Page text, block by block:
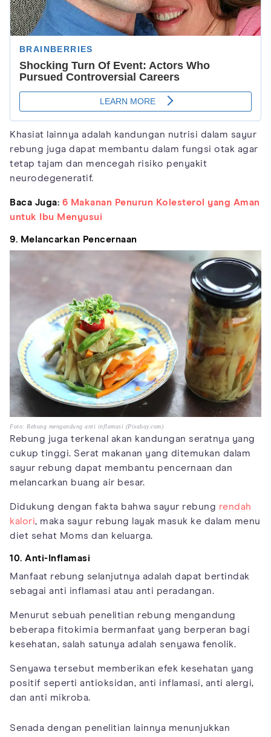
Khasiat lainnya adalah kandungan nutrisi dalam sayur
rebung juga dapat membantu dalam fungsi otak agar
tetap tajam dan mencegah risiko penyakit
neurodegeneratif.
Baca Juga: 6 Makanan Penurun Kolesterol yang Aman
untuk Ibu Menyusui
9. Melancarkan Pencernaan
Foto: Rebung mengandung anti inflamasi (Pixabay.com)
Rebung juga terkenal akan kandungan seratnya yang
cukup tinggi. Serat makanan yang ditemukan dalam
sayur rebung dapat membantu pencernaan dan
melancarkan buang air besar.
Didukung dengan fakta bahwa sayur rebung rendah
kalori, maka sayur rebung layak masuk ke dalam menu
diet sehat Moms dan keluarga.
10. Anti-Inflamasi
Manfaat rebung selanjutnya adalah dapat bertindak
sebagai anti inflamasi atau anti peradangan.
Menurut sebuah penelitian rebung mengandung
beberapa fitokimia bermanfaat yang berperan bagi
kesehatan, salah satunya adalah senyawa fenolik.
Senyawa tersebut memberikan efek kesehatan yang
positif seperti antioksidan, anti inflamasi, anti alergi,
dan anti mikroba.
Senada dengan penelitian lainnya menunjukkan